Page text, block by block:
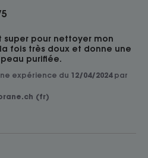
5
super pour nettoyer mon
fois très doux et donne une
purifiée.
expérience du 12/04/2024 par
(fr)